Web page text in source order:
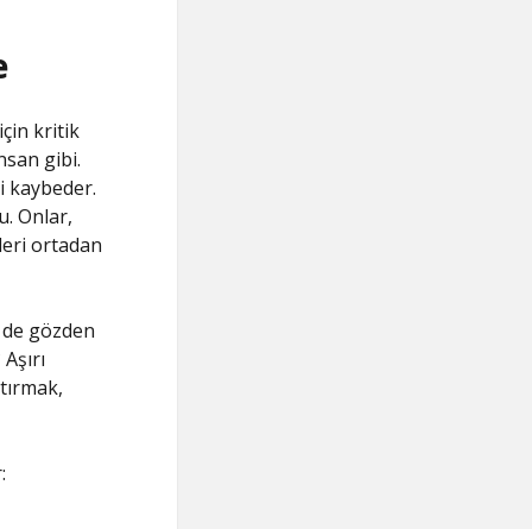
kritik
gibi.
kaybeder.
Onlar,
ortadan
gözden